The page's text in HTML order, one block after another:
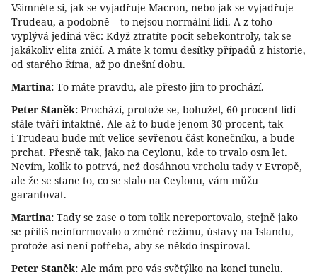
Všimněte si, jak se vyjadřuje Macron, nebo jak se vyjadřuje
Trudeau, a podobně – to nejsou normální lidi. A z toho
vyplývá jediná věc: Když ztratíte pocit sebekontroly, tak se
jakákoliv elita zničí. A máte k tomu desítky případů z historie,
od starého Říma, až po dnešní dobu.
Martina: To máte pravdu, ale přesto jim to prochází.
Peter Staněk: Prochází, protože se, bohužel, 60 procent lidí
stále tváří intaktně. Ale až to bude jenom 30 procent, tak
i Trudeau bude mít velice sevřenou část konečníku, a bude
prchat. Přesně tak, jako na Ceylonu, kde to trvalo osm let.
Nevím, kolik to potrvá, než dosáhnou vrcholu tady v Evropě,
ale že se stane to, co se stalo na Ceylonu, vám můžu
garantovat.
Martina: Tady se zase o tom tolik nereportovalo, stejně jako
se příliš neinformovalo o změně režimu, ústavy na Islandu,
protože asi není potřeba, aby se někdo inspiroval.
Peter Staněk: Ale mám pro vás světýlko na konci tunelu.